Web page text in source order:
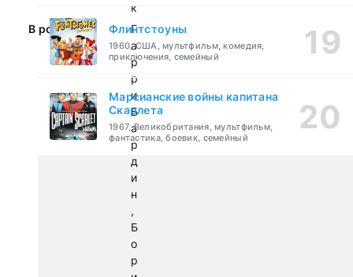
к
В ролях:
Г
а
р
р
и
Б
а
р
д
и
н
,
Б
о
р
Флинтстоуны
1960, США, мультфильм, комедия,
приключения, семейный
Марсианские войны капитана
Скарлета
1967, Великобритания, мультфильм,
фантастика, боевик, семейный